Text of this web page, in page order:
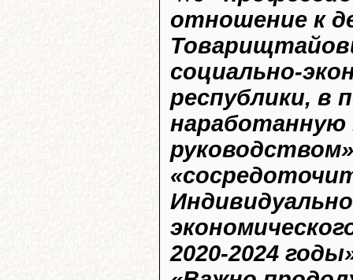
отношение к
социально-
республики, в
наработанную
руководством»
2020-2024